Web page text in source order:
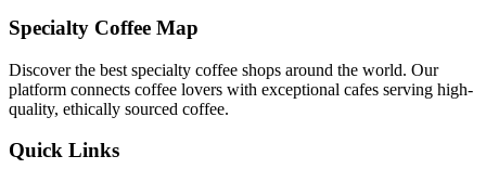
Specialty Coffee Map
Discover the best specialty coffee shops around the world. Our
platform connects coffee lovers with exceptional cafes serving high-
quality, ethically sourced coffee.
Quick Links